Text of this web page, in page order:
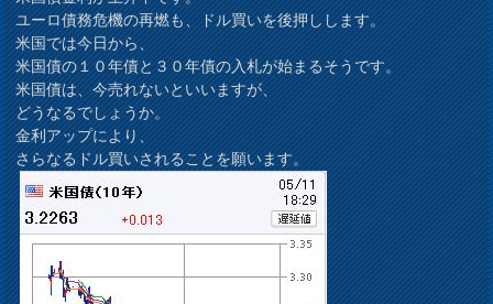
ユーロ債務危機の再燃も、ドル買いを後押しします。
米国では今日から、
米国債の１０年債と３０年債の入札が始まるそうです。
米国債は、今売れないといいますが、
どうなるでしょうか。
金利アップにより、
さらなるドル買いされることを願います。